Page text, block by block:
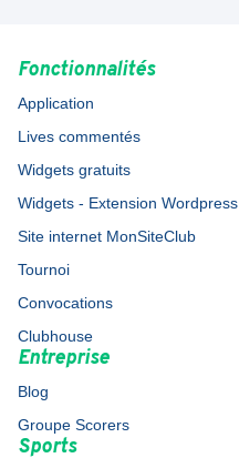
Fonctionnalités
Application
Lives commentés
Widgets gratuits
Widgets - Extension Wordpress
Site internet MonSiteClub
Tournoi
Convocations
Clubhouse
Entreprise
Blog
Groupe Scorers
Sports